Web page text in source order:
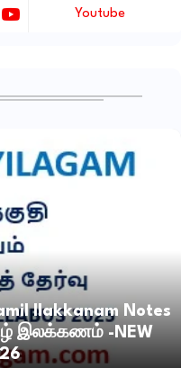
Youtube
Ilakkanam Notes
இலக்கணம் -NEW